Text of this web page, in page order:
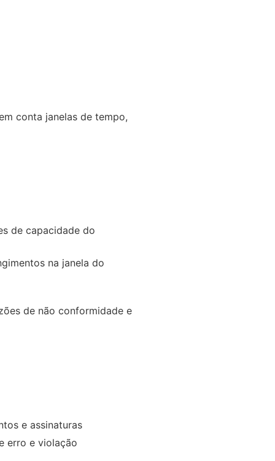
conta janelas de tempo,
de capacidade do
na janela do
de não conformidade e
e assinaturas
erro e violação